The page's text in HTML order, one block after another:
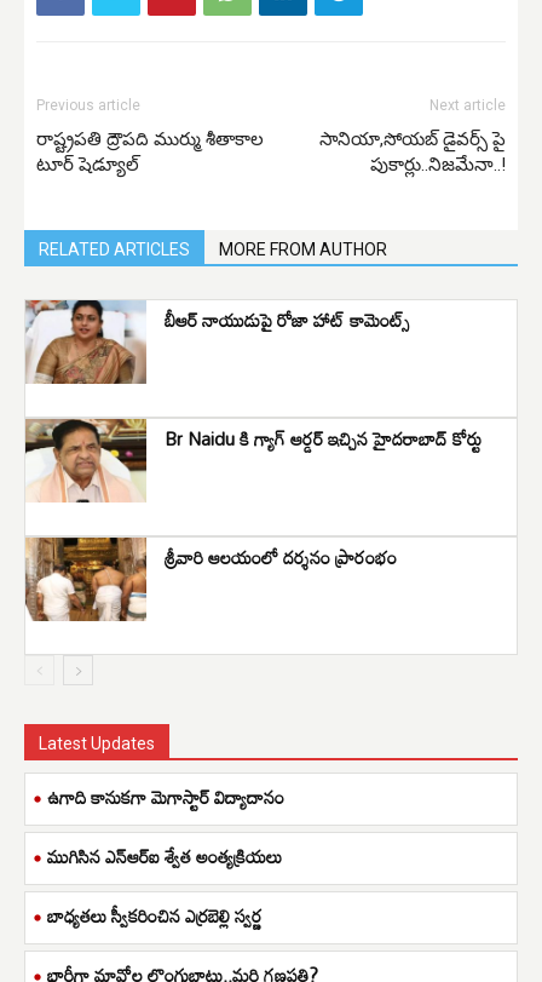
Previous article
రాష్ట్రపతి ద్రౌపది ముర్ము శీతాకాల
టూర్ షెడ్యూల్
Next article
సానియా,సోయబ్ డైవర్స్ పై
పుకార్లు..నిజమేనా..!
RELATED ARTICLES MORE FROM AUTHOR
బీఆర్ నాయుడుపై రోజా హాట్ కామెంట్స్
Br Naidu కి గ్యాగ్ ఆర్డర్ ఇచ్చిన హైదరాబాద్ కోర్టు
శ్రీ‌వారి ఆల‌యంలో ద‌ర్శ‌నం ప్రారంభం
Latest Updates
ఉగాది కానుకగా మెగాస్టార్ విద్యాదానం
ముగిసిన ఎన్ఆర్ఐ శ్వేత అంత్యక్రియలు
బాధ్యతలు స్వీకరించిన ఎర్రబెల్లి స్వర్ణ